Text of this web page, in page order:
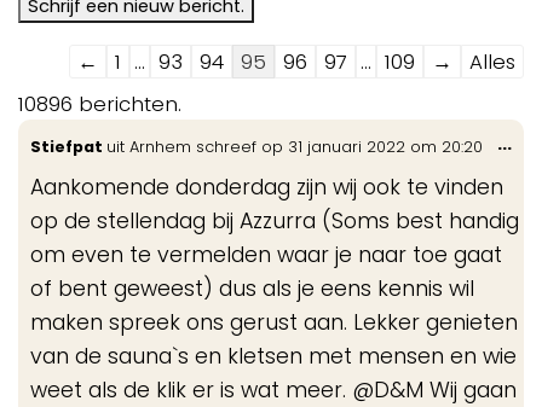
Navigatie
door
de
gastenboek-
lijst
← 1 ... 93 94 95 96 97 ... 109 →
Alles
10896 berichten.
Stiefpat uit Arnhem schreef op 31 januari 2022 om 20:20
Aankomende donderdag zijn wij ook te vinden
op de stellendag bij Azzurra (Soms best handig
om even te vermelden waar je naar toe gaat
of bent geweest) dus als je eens kennis wil
maken spreek ons gerust aan. Lekker genieten
van de sauna`s en kletsen met mensen en wie
weet als de klik er is wat meer. @D&M Wij gaan
...